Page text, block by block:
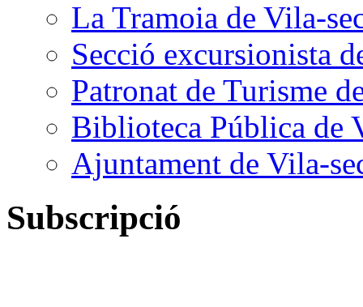
La Tramoia de Vila-
Secció excursionista
Patronat de Turisme
Biblioteca Pública de
Ajuntament de Vila-
Subscripció